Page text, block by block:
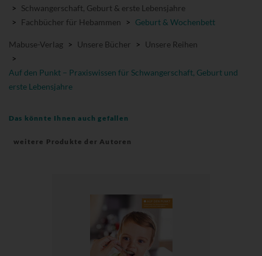
> Schwangerschaft, Geburt & erste Lebensjahre
> Fachbücher für Hebammen > Geburt & Wochenbett
Mabuse-Verlag > Unsere Bücher > Unsere Reihen
>
Auf den Punkt – Praxiswissen für Schwangerschaft, Geburt und
erste Lebensjahre
Das könnte Ihnen auch gefallen
weitere Produkte der Autoren